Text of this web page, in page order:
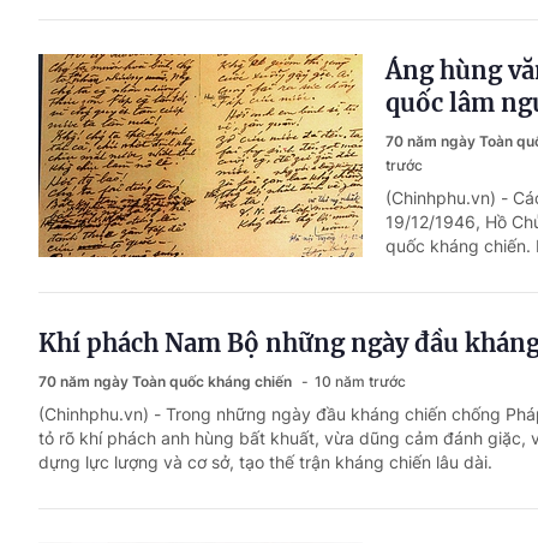
Áng hùng
quốc lâm
70 năm ngày Toàn
trước
(Chinhphu.vn) -
19/12/1946, Hồ
quốc kháng chiến.
Khí phách Nam Bộ những ngày đầu
70 năm ngày Toàn quốc kháng chiến 10 năm trước
(Chinhphu.vn) - Trong những ngày đầu kháng chiến chống
tỏ rõ khí phách anh hùng bất khuất, vừa dũng cảm đánh giặc,
dựng lực lượng và cơ sở, tạo thế trận kháng chiến lâu dài.